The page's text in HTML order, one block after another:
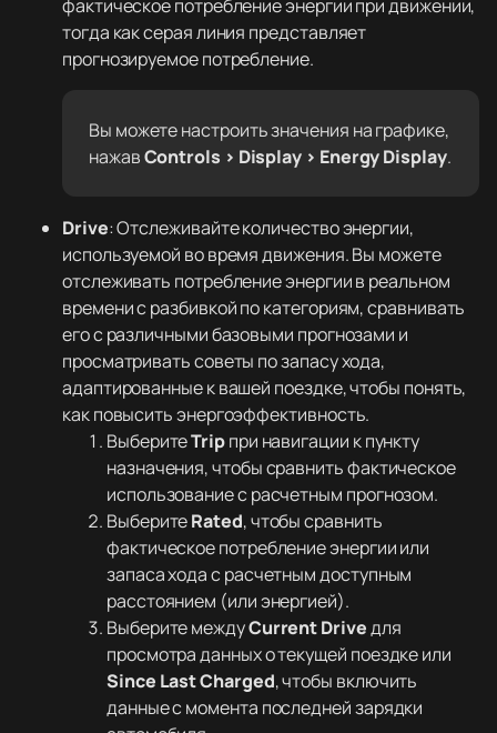
фактическое потребление энергии при движении,
тогда как серая линия представляет
прогнозируемое потребление.
Вы можете настроить значения на графике,
нажавControls > Display > Energy Display.
Drive: Отслеживайте количество энергии,
используемой во время движения. Вы можете
отслеживать потребление энергии в реальном
времени с разбивкой по категориям, сравнивать
его с различными базовыми прогнозами и
просматривать советы по запасу хода,
адаптированные к вашей поездке, чтобы понять,
как повысить энергоэффективность.
ВыберитеTripпри навигации к пункту
назначения, чтобы сравнить фактическое
использование с расчетным прогнозом.
ВыберитеRated, чтобы сравнить
фактическое потребление энергии или
запаса хода с расчетным доступным
расстоянием (или энергией).
Выберите междуCurrent Driveдля
просмотра данных о текущей поездке или
Since Last Charged, чтобы включить
данные с момента последней зарядки